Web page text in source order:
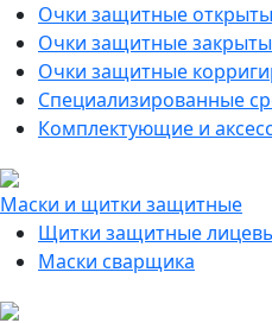
Очки защитные
Очки защитные
Очки защитные
Специализированные
Комплектующие и
Маски и щитки защитные
Щитки защитные
Маски сварщика